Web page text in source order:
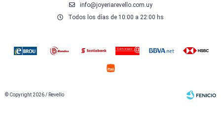
info@joyeriarevello.com.uy
Todos los días de 10:00 a 22:00 hs
© Copyright 2026 / Revello